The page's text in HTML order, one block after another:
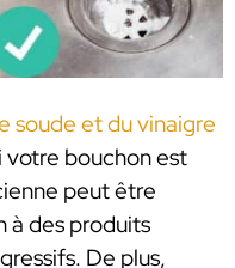
soude et du vinaigre
votre bouchon est
peut être
à des produits
De plus,